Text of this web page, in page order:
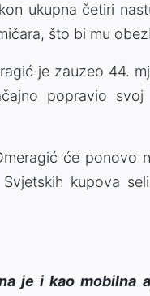
ukupna četiri
što bi mu
je zauzeo 44.
popravio
će ponovo
kupova
je i kao mobilna